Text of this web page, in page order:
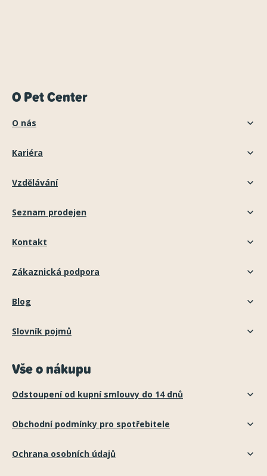
O Pet Center
O nás
Kariéra
Vzdělávání
Seznam prodejen
Kontakt
Zákaznická podpora
Blog
Slovník pojmů
Vše o nákupu
Odstoupení od kupní smlouvy do 14 dnů
Obchodní podmínky pro spotřebitele
Ochrana osobních údajů